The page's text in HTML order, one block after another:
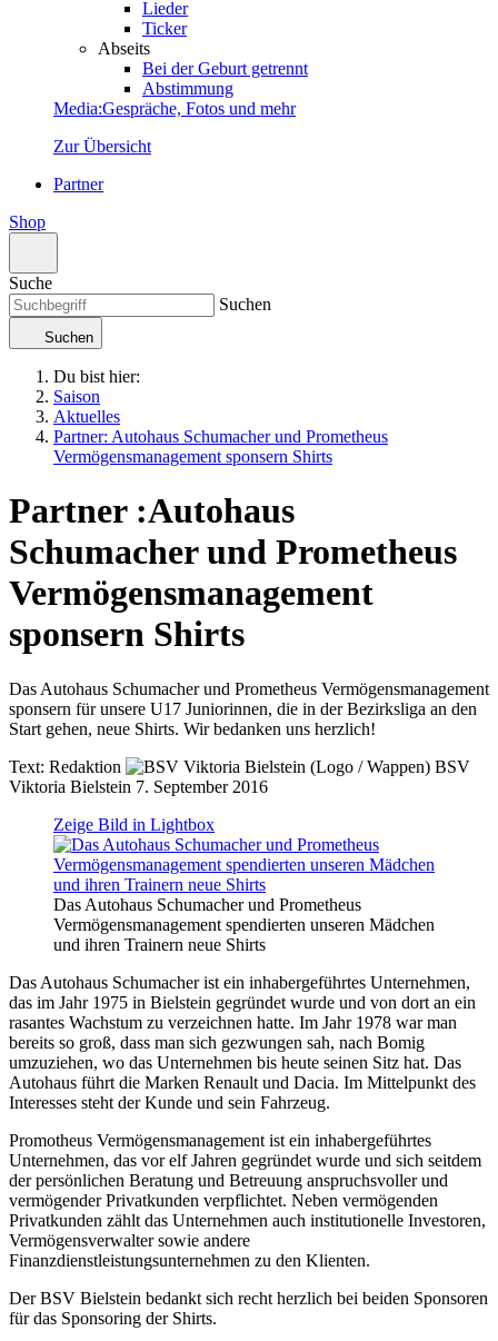
Lieder
Ticker
Abseits
Bei der Geburt getrennt
Abstimmung
Media:Gespräche, Fotos und mehr
Zur Übersicht
Partner
Shop
Suche
Suchen
Suchen
Du bist hier:
Saison
Aktuelles
Partner: Autohaus Schumacher und Prometheus
Vermögensmanagement sponsern Shirts
Partner :Autohaus
Schumacher und Prometheus
Vermögensmanagement
sponsern Shirts
Das Autohaus Schumacher und Prometheus Vermögensmanagement
sponsern für unsere U17 Juniorinnen, die in der Bezirksliga an den
Start gehen, neue Shirts. Wir bedanken uns herzlich!
Text: Redaktion
BSV
Viktoria Bielstein 7. September 2016
Zeige Bild in Lightbox
Das Autohaus Schumacher und Prometheus
Vermögensmanagement spendierten unseren Mädchen
und ihren Trainern neue Shirts
Das Autohaus Schumacher ist ein inhabergeführtes Unternehmen,
das im Jahr 1975 in Bielstein gegründet wurde und von dort an ein
rasantes Wachstum zu verzeichnen hatte. Im Jahr 1978 war man
bereits so groß, dass man sich gezwungen sah, nach Bomig
umzuziehen, wo das Unternehmen bis heute seinen Sitz hat. Das
Autohaus führt die Marken Renault und Dacia. Im Mittelpunkt des
Interesses steht der Kunde und sein Fahrzeug.
Promotheus Vermögensmanagement ist ein inhabergeführtes
Unternehmen, das vor elf Jahren gegründet wurde und sich seitdem
der persönlichen Beratung und Betreuung anspruchsvoller und
vermögender Privatkunden verpflichtet. Neben vermögenden
Privatkunden zählt das Unternehmen auch institutionelle Investoren,
Vermögensverwalter sowie andere
Finanzdienstleistungsunternehmen zu den Klienten.
Der BSV Bielstein bedankt sich recht herzlich bei beiden Sponsoren
für das Sponsoring der Shirts.